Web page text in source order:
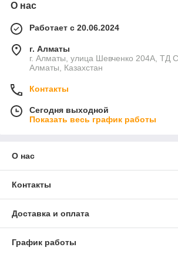
О нас
Работает с 20.06.2024
г. Алматы
г. Алматы, улица Шевченко 204А, ТД
Алматы, Казахстан
Контакты
Сегодня выходной
Показать весь график работы
О нас
Контакты
Доставка и оплата
График работы